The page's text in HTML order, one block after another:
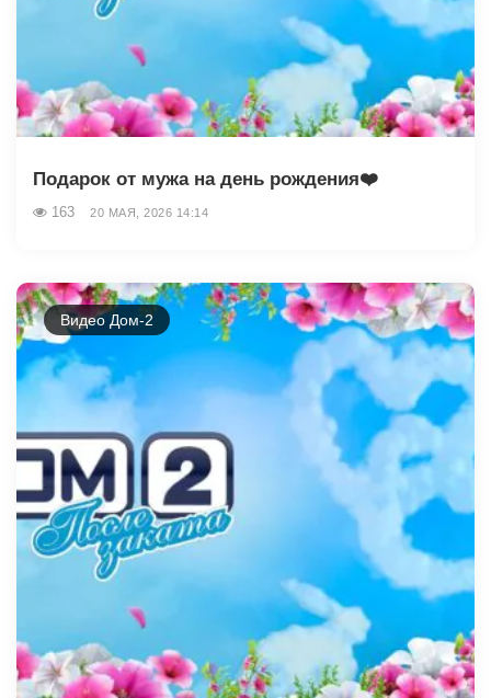
Подарок от мужа на день рождения❤️
163 20 МАЯ, 2026 14:14
Видео Дом-2